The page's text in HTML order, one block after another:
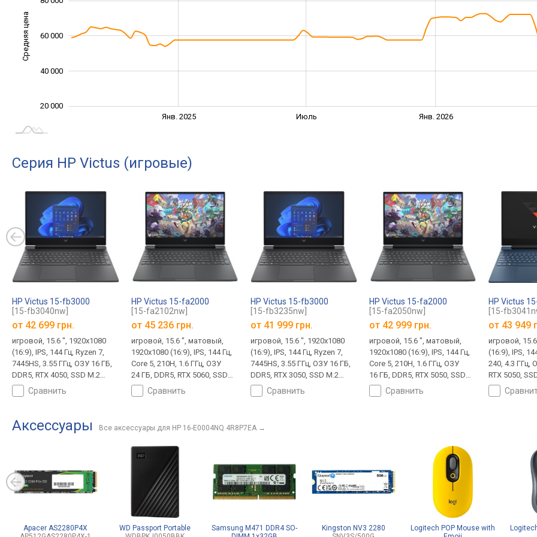
Средняя цена 100 000
20 000
40 000
60 000
Янв. 2025 Июль Янв. 2026
Серия HP Victus (игровые)
HP Victus 15-fb3000
[15-fb3040nw]
от 42 699 грн.
игровой, 15.6 ", 1920x1080
(16:9), IPS, 144 Гц, Ryzen 7,
7445HS, 3.55 ГГц, ОЗУ 16 ГБ,
DDR5, RTX 4050, SSD M.2
NVMe, 512 ГБ, DOS, USB-A
5Gbps, USB-C 5Gbps, Wi-Fi 6,
зарядка, 2.29 кг
сравнить
HP Victus 15-fa2000
[15-fa2102nw]
от 45 236 грн.
игровой, 15.6 ", матовый,
1920x1080 (16:9), IPS, 144 Гц,
Core 5, 210H, 1.6 ГГц, ОЗУ
24 ГБ, DDR5, RTX 5060, SSD
M.2 NVMe, 512 ГБ, DOS, USB-
A 5Gbps, USB-C 5Gbps, Wi-Fi
сравнить
HP Victus 15-fb3000
[15-fb3235nw]
от 41 999 грн.
игровой, 15.6 ", 1920x1080
(16:9), IPS, 144 Гц, Ryzen 7,
7445HS, 3.55 ГГц, ОЗУ 16 ГБ,
DDR5, RTX 3050, SSD M.2
NVMe, 512 ГБ, Win 11 Home,
USB-A 5Gbps, USB-C 5Gbps,
сравнить
HP Victus 15-fa2000
[15-fa2050nw]
от 42 999 грн.
игровой, 15.6 ", матовый,
1920x1080 (16:9), IPS, 144 Гц,
Core 5, 210H, 1.6 ГГц, ОЗУ
16 ГБ, DDR5, RTX 5050, SSD
M.2 NVMe, 512 ГБ, без ОС,
USB-A 5Gbps, USB-C 5Gbps,
сравнить
HP Victus
[15-
от 43 949
игровой,
(16:9), IPS,
240, 4.3 ГГц,
RTX 5050,
ГБ, DOS,
5Gbps, Wi-Fi
Аксессуары Все аксессуары для HP 16-E0004NQ 4R8P7EA →
Apacer AS2280P4X
WD Passport Portable
Samsung M471 DDR4 SO-
Kingston NV3 2280
Logitech POP Mouse with